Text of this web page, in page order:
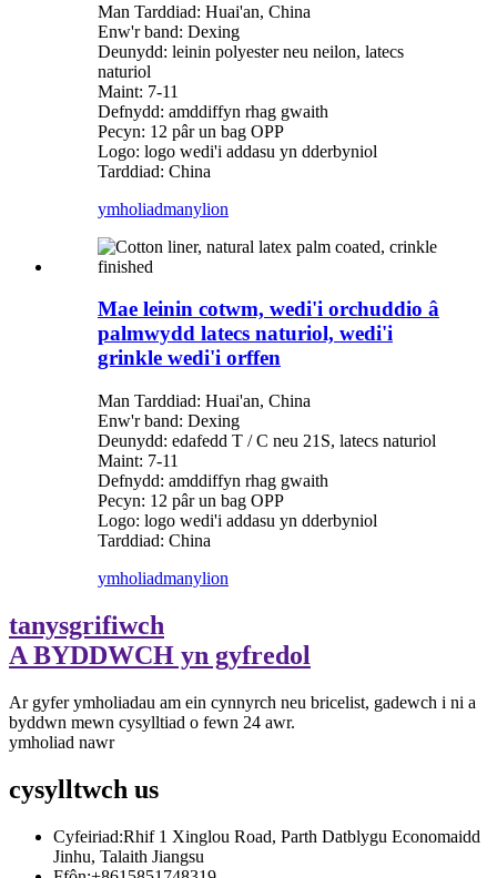
Man Tarddiad: Huai'an, China
Enw'r band: Dexing
Deunydd: leinin polyester neu neilon, latecs
naturiol
Maint: 7-11
Defnydd: amddiffyn rhag gwaith
Pecyn: 12 pâr un bag OPP
Logo: logo wedi'i addasu yn dderbyniol
Tarddiad: China
ymholiadmanylion
Mae leinin cotwm, wedi'i orchuddio â
palmwydd latecs naturiol, wedi'i
grinkle wedi'i orffen
Man Tarddiad: Huai'an, China
Enw'r band: Dexing
Deunydd: edafedd T / C neu 21S, latecs naturiol
Maint: 7-11
Defnydd: amddiffyn rhag gwaith
Pecyn: 12 pâr un bag OPP
Logo: logo wedi'i addasu yn dderbyniol
Tarddiad: China
ymholiadmanylion
tanysgrifiwch
A BYDDWCH yn gyfredol
Ar gyfer ymholiadau am ein cynnyrch neu bricelist, gadewch i ni a
byddwn mewn cysylltiad o fewn 24 awr.
ymholiad nawr
cysylltwch us
Cyfeiriad:Rhif 1 Xinglou Road, Parth Datblygu Economaidd
Jinhu, Talaith Jiangsu